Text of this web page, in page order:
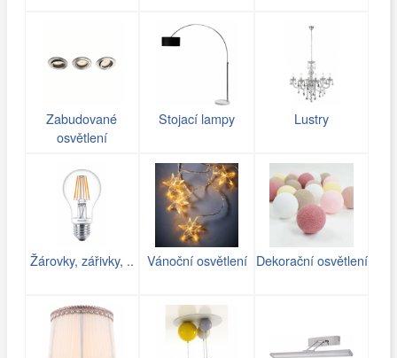
Zabudované
osvětlení
Stojací lampy Lustry
Žárovky, zářivky, .. Vánoční osvětlení Dekorační osvětlení